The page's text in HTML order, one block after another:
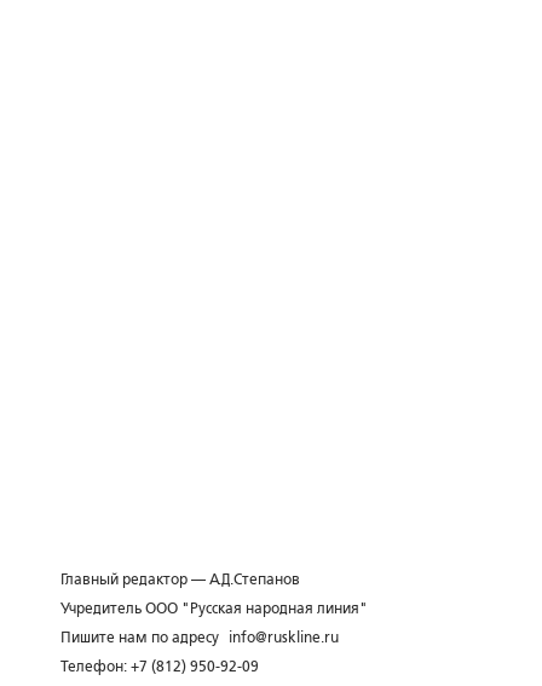
Главный редактор — А.Д.Степанов
Учредитель ООО "Русская народная линия"
Пишите нам по адресу
info@ruskline.ru
Телефон: +7 (812) 950-92-09